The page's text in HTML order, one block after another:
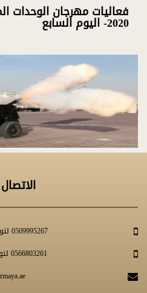
فعاليات مهرجان الوحدات
2020- اليوم السابع
0509995267 لتواصل النساء
0566803261 لتواصل الرجال